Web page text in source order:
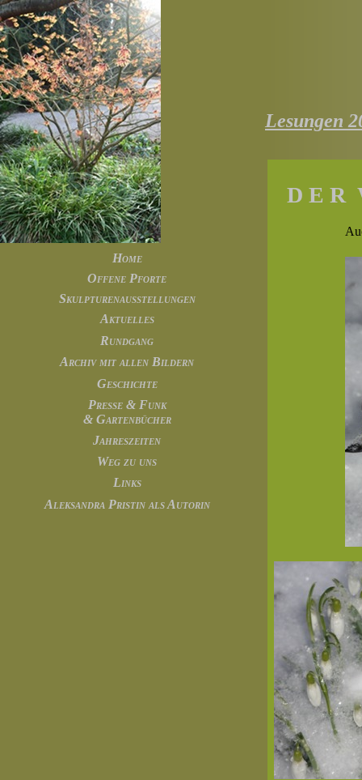
Home
Offene Pforte
Skulpturenausstellungen
Aktuelles
Rundgang
Archiv mit allen Bildern
Geschichte
Presse & Funk
& Gartenbücher
Jahreszeiten
Weg zu uns
Links
Aleksandra Pristin als Autorin
D E R
Lesungen